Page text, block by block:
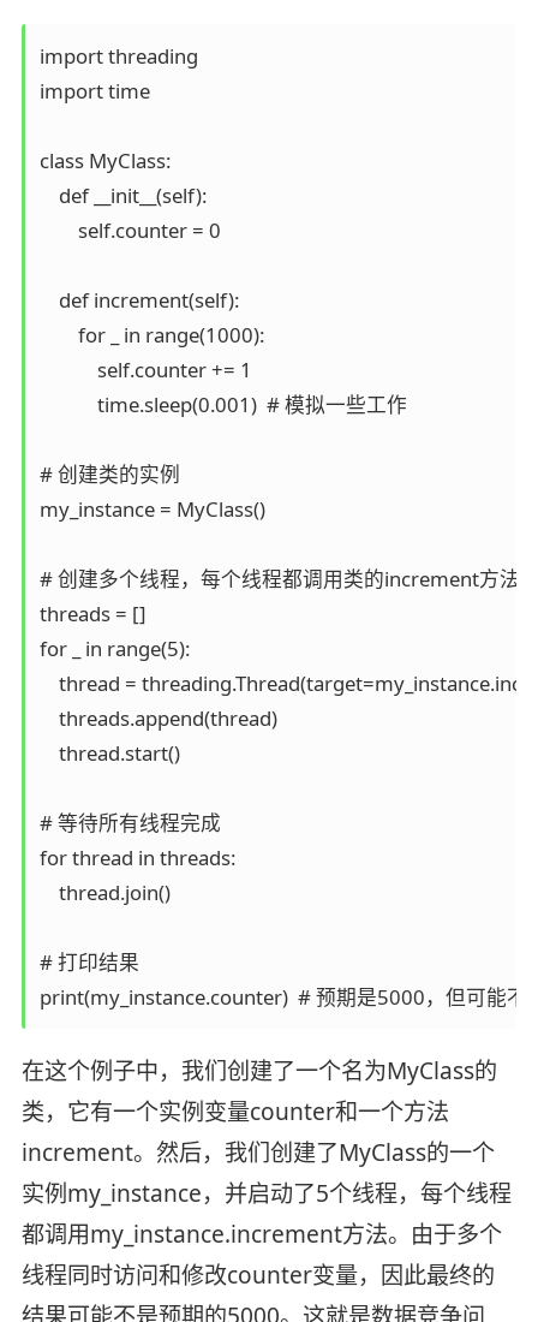
import threading
import time
class MyClass:
    def __init__(self):
        self.counter = 0
    def increment(self):
        for _ in range(1000):
            self.counter += 1
            time.sleep(0.001)  # 模拟一些工作
# 创建类的实例
my_instance = MyClass()
# 创建多个线程，每个线程都调用类的increment方法
threads = []
for _ in range(5):
thread =
    threads.append(thread)
    thread.start()
# 等待所有线程完成
for thread in threads:
    thread.join()
# 打印结果
print(my_instance.counter)  # 预期是5000，但可能不
在这个例子中，我们创建了一个名为MyClass的
类，它有一个实例变量counter和一个方法
increment。然后，我们创建了MyClass的一个
实例my_instance，并启动了5个线程，每个线程
都调用my_instance.increment方法。由于多个
线程同时访问和修改counter变量，因此最终的